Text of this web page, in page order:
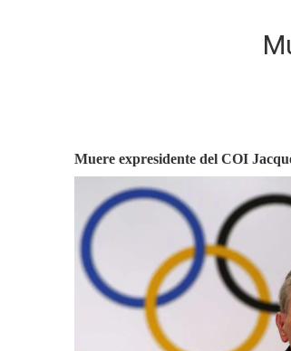
Muere expresidente del COI